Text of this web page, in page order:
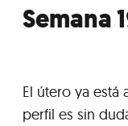
Semana
El útero ya está
perfil es sin